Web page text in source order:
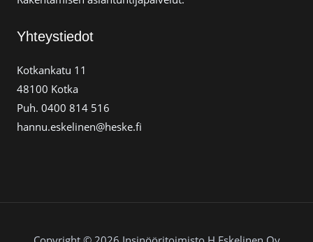
Yhteystiedot
Kotkankatu 11
48100 Kotka
Puh. 0400 814 516
hannu.eskelinen@heske.fi